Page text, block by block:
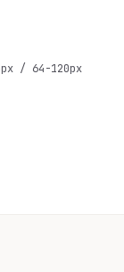
/ 64-120px